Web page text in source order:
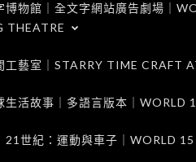
博物館｜全文字網站廣告劇場｜
THEATRE
工藝室｜STARRY TIME CRAFT
生活故事｜多語言版本｜
21世紀：運動與車子｜WORLD